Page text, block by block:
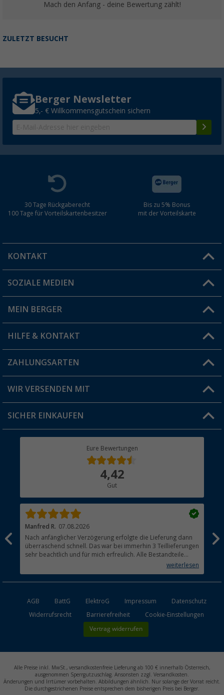
Mach den Anfang - deine Bewertung zählt!
ZULETZT BESUCHT
Berger Newsletter
5,- € Willkommensgutschein sichern
30 Tage Rückgaberecht
100 Tage für Vorteilskartenbesitzer
Bis zu 5% Bonus
mit der Vorteilskarte
KONTAKT
Du hast eine Frage?
Filiale finden
SOZIALE MEDIEN
MEIN BERGER
Vorteilskarte
Blog
Jobs & Karriere
HILFE & KONTAKT
FAQ & Kontakt
Versandinformationen
Rücksendung
ZAHLUNGSARTEN
WIR VERSENDEN MIT
SICHER EINKAUFEN
Eure Bewertungen
4,42
Gut
Manfred R. 07.08.2026
Nach anfänglicher Verzögerung erfolgte die Lieferung dann
überraschend schnell. Das war bei immerhin 3 Teillieferungen
sehr beachtlich und für mich erfreulich. Alle Bestandteile
waren gut verpackt und in Ordnung. Das Gerät (Gasgrill)weiterlesen
AGB BattG ElektroG Impressum
Datenschutz
Widerrufsrecht
Barrierefreiheit Cookie-Einstellungen
Vertrag widerrufen
Alle Preise inkl. MwSt., versandkostenfreie Lieferung ab 100 € innerhalb Österreich,
ausgenommen Sperrgutzuschlag. Ansonsten zzgl. Versandkosten.
Änderungen und Irrtümer vorbehalten. Abbildungen ähnlich. Nur solange der Vorrat reicht.
Die durchgestrichenen Preise entsprechen dem bisherigen Preis bei Berger.